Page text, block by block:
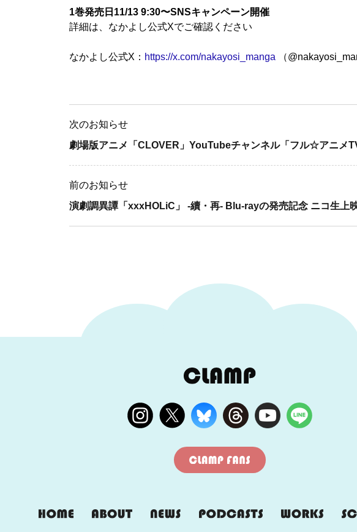
1巻発売日11/13 9:30〜SNSキャンペーン開催
詳細は、なかよし公式Xでご確認ください
なかよし公式X： https://x.com/nakayosi_manga （
次のお知らせ
劇場版アニメ「CLOVER」YouTubeチャンネル「フル☆アニメ
前のお知らせ
演劇調異譚「xxxHOLiC」 -續・再- Blu-rayの発売記念 ニコ生上